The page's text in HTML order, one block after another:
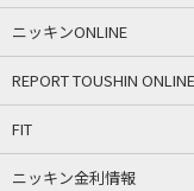
ニッキンONLINE
REPORT TOUSHIN ONLINE
FIT
ニッキン金利情報